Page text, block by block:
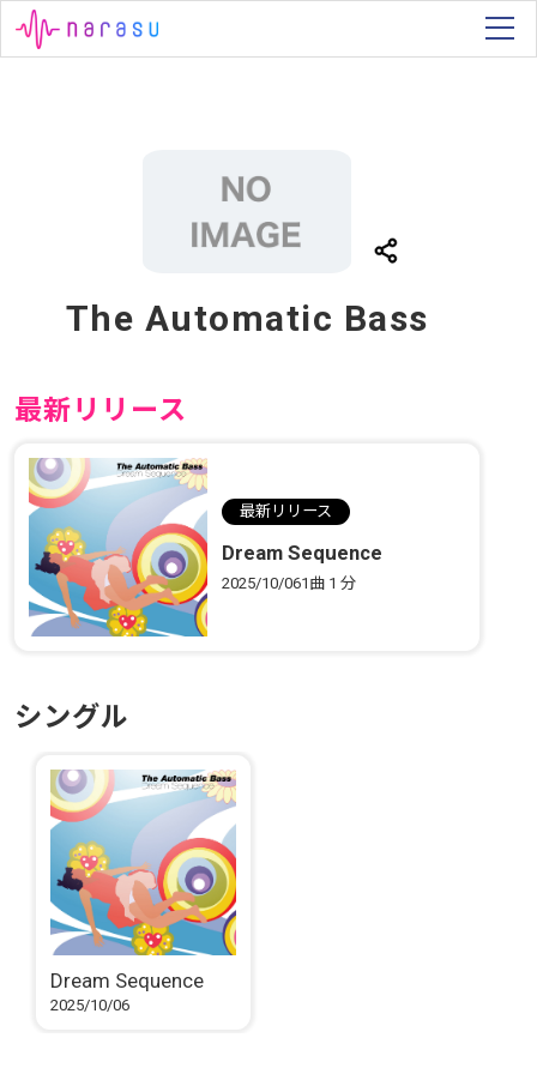
The Automatic Bass
最新リリース
最新リリース
Dream Sequence
2025/10/061曲 1 分
シングル
Dream Sequence
2025/10/06